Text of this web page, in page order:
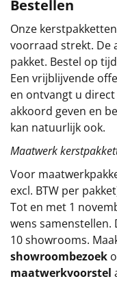
Kerstgeschenken
Relatiegeschenken
Cadeaubon
Per stuk
Alle overige
Bestellen
Onze
voorraad strekt. De
pakket. Bestel op
Een vrijblijvende
en ontvangt u
akkoord geven en
kan natuurlijk ook.
Maatwerk
Voor
excl. BTW per
Tot en met 1
wens samenstellen.
10 showrooms.
showroombezoek
maatwerkvoorstel